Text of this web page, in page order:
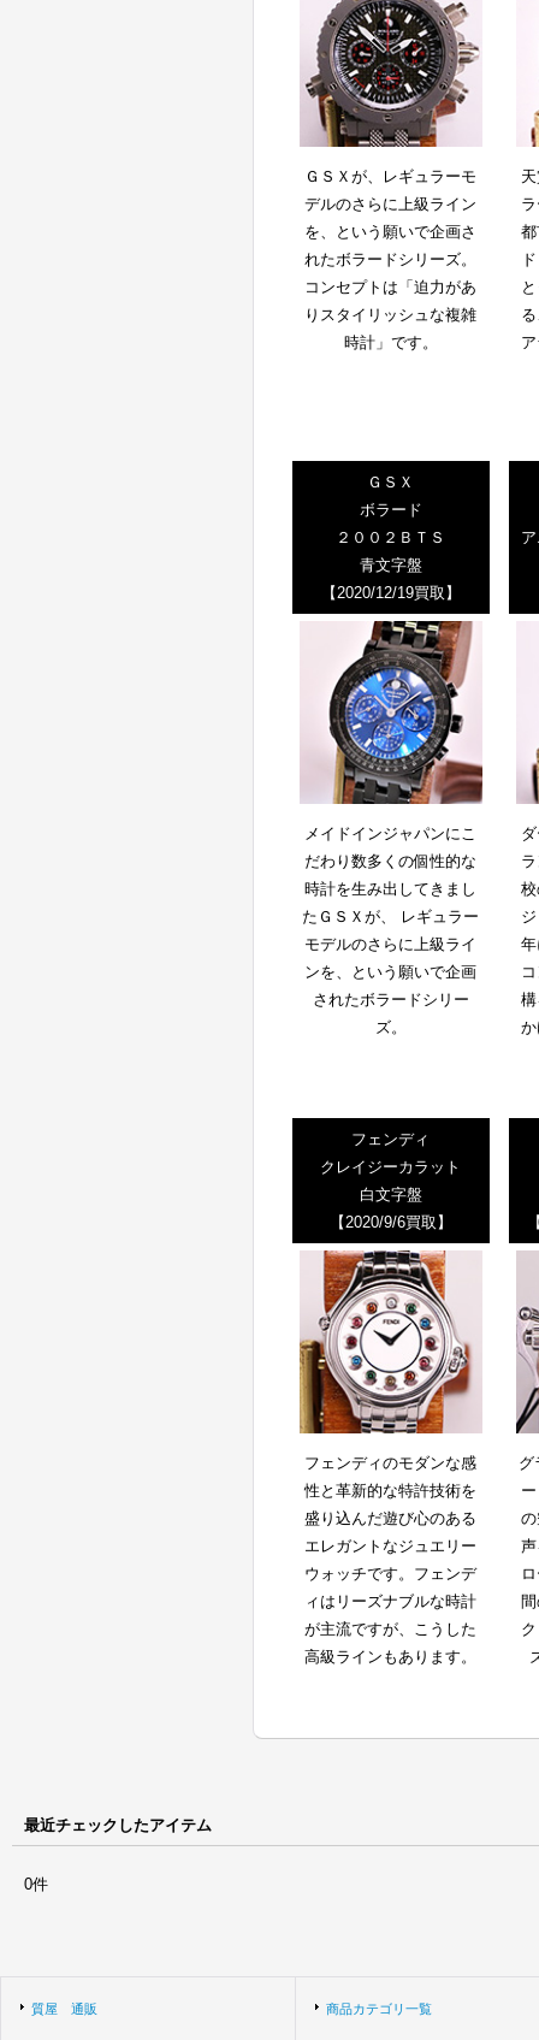
ＧＳＸが、レギュラーモ
デルのさらに上級ライン
を、という願いで企画さ
れたボラードシリーズ。
コンセプトは「迫力があ
りスタイリッシュな複雑
時計」です。
ＧＳＸ
ボラード
２００２ＢＴＳ
青文字盤
【2020/12/19買取】
メイドインジャパンにこ
だわり数多くの個性的な
時計を生み出してきまし
たＧＳＸが、 レギュラー
モデルのさらに上級ライ
ンを、という願いで企画
されたボラードシリー
ズ。
フェンディ
クレイジーカラット
白文字盤
【2020/9/6買取】
フェンディのモダンな感
性と革新的な特許技術を
盛り込んだ遊び心のある
エレガントなジュエリー
ウォッチです。フェンデ
ィはリーズナブルな時計
が主流ですが、こうした
高級ラインもあります。
グ
最近チェックしたアイテム
0件
質屋 通販 商品カテゴリ一覧